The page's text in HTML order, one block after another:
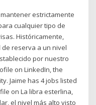
estrictamente
cualquier tipo de
Históricamente,
de reserva a un nivel
por nuestro
on LinkedIn, the
Jaime has 4 jobs listed
on La libra esterlina,
el nivel más alto visto